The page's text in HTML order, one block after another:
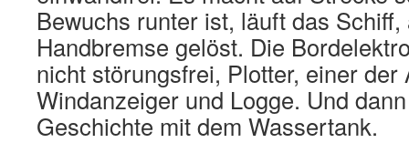
Bewuchs runter ist, läuft das
Handbremse gelöst. Die
nicht störungsfrei, Plotter, einer der
Windanzeiger und Logge. Und
Geschichte mit dem Wassertank.